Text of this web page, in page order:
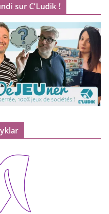
sur C’Ludik !